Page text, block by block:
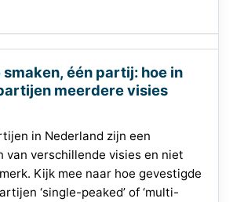
één partij: hoe in
meerdere visies
in Nederland zijn een
van verschillende visies en niet
Kijk mee naar hoe gevestigde
‘single-peaked’ of ‘multi-